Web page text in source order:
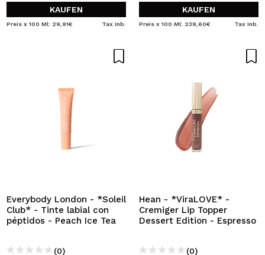
KAUFEN
Preis x 100 Ml: 29,91€ Tax Inb.
KAUFEN
Preis x 100 Ml: 239,60€ Tax Inb.
Everybody London - *Soleil
Club* - Tinte labial con
péptidos - Peach Ice Tea
(0)
Hean - *ViraLOVE* -
Cremiger Lip Topper
Dessert Edition - Espresso
(0)